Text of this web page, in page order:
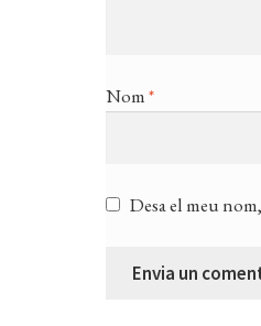
Nom*
Desa el meu